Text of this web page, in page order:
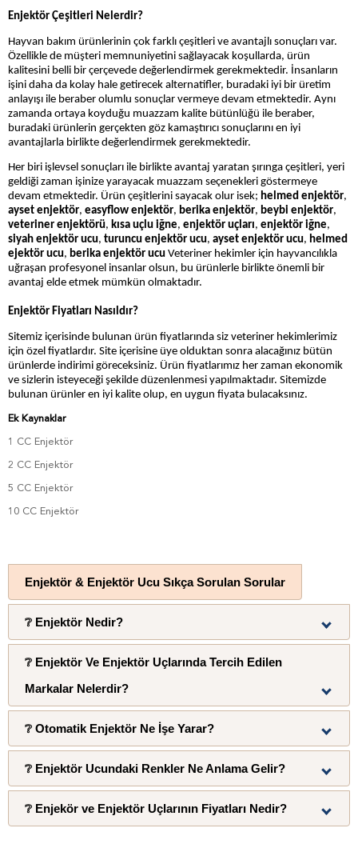
Enjektör Çeşitleri Nelerdir?
Hayvan bakım ürünlerinin çok farklı çeşitleri ve avantajlı sonuçları var.
Özellikle de müşteri memnuniyetini sağlayacak koşullarda, ürün
kalitesini belli bir çerçevede değerlendirmek gerekmektedir. İnsanların
işini daha da kolay hale getirecek alternatifler, buradaki iyi bir üretim
anlayışı ile beraber olumlu sonuçlar vermeye devam etmektedir. Aynı
zamanda ortaya koyduğu muazzam kalite bütünlüğü ile beraber,
buradaki ürünlerin gerçekten göz kamaştırıcı sonuçlarını en iyi
avantajlarla birlikte değerlendirmek gerekmektedir.
Her biri işlevsel sonuçları ile birlikte avantaj yaratan şırınga çeşitleri, yeri
geldiği zaman işinize yarayacak muazzam seçenekleri göstermeye
devam etmektedir. Ürün çeşitlerini sayacak olur isek; helmed enjektör,
ayset enjektör, easyflow enjektör, berika enjektör, beybi enjektör,
veteriner enjektörü, kısa uçlu iğne, enjektör uçları, enjektör iğne,
siyah enjektör ucu, turuncu enjektör ucu, ayset enjektör ucu, helmed
ejektör ucu, berika enjektör ucu Veteriner hekimler için hayvancılıkla
uğraşan profesyonel insanlar olsun, bu ürünlerle birlikte önemli bir
avantaj elde etmek mümkün olmaktadır.
Enjektör Fiyatları Nasıldır?
Sitemiz içerisinde bulunan ürün fiyatlarında siz veteriner hekimlerimiz
için özel fiyatlardır. Site içerisine üye olduktan sonra alacağınız bütün
ürünlerde indirimi göreceksiniz. Ürün fiyatlarımız her zaman ekonomik
ve sizlerin isteyeceği şekilde düzenlenmesi yapılmaktadır. Sitemizde
bulunan ürünler en iyi kalite olup, en uygun fiyata bulacaksınız.
Ek Kaynaklar
1 CC Enjektör
2 CC Enjektör
5 CC Enjektör
10 CC Enjektör
Enjektör & Enjektör Ucu Sıkça Sorulan Sorular
❔ Enjektör Nedir?
Bir sıvıyı, özellikle sıvı ya da sıvılaştırılan bir ilacı
vücuda vermekte kullanılan, ucunda iğne bulunan
basınçlı bir aygıttır.
❔ Enjektör Ve Enjektör Uçlarında Tercih Edilen
Markalar Nelerdir?
Ayset, Berika, Helmed, Beybi ve Kruuse markaları
daha çok tercih edilmektedir.
❔ Otomatik Enjektör Ne İşe Yarar?
Otomatik enjektör, önceden ölçülmüş bir ilaç dozu
vermek için tasarlanmış tıbbi bir cihazdır. Düğme,
❔ Enjektör Ucundaki Renkler Ne Anlama Gelir?
Enjektör ucundaki renkler iğnenin kalınlığını yani
❔ Enjekör ve Enjektör Uçlarının Fiyatları Nedir?